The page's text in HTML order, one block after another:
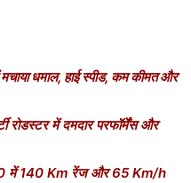
धमाल, हाई स्पीड, कम कीमत और
रोडस्टर में दमदार परफॉर्मेंस और
में 140 Km रेंज और 65 Km/h